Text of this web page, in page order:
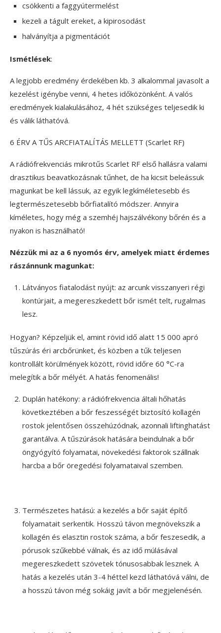
csökkenti a faggyútermelést
kezeli a tágult ereket, a kipirosodást
halványítja a pigmentációt
Ismétlések:
A legjobb eredmény érdekében kb. 3 alkalommal javasolt a
kezelést igénybe venni, 4 hetes időközönként. A valós
eredmények kialakulásához, 4 hét szükséges teljesedik ki
és válik láthatóvá.
6 ÉRV A TŰS ARCFIATALÍTÁS MELLETT (Scarlet RF)
A rádiófrekvenciás mikrotűs Scarlet RF első hallásra valami
drasztikus beavatkozásnak tűnhet, de ha kicsit beleássuk
magunkat be kell lássuk, az egyik legkíméletesebb és
legtermészetesebb bőrfiatalító módszer. Annyira
kíméletes, hogy még a szemhéj hajszálvékony bőrén és a
nyakon is használható!
Nézzük mi az a 6 nyomós érv, amelyek miatt érdemes
rászánnunk magunkat:
Látványos fiatalodást nyújt: az arcunk visszanyeri régi
kontúrjait, a megereszkedett bőr ismét telt, rugalmas
lesz.
Hogyan? Képzeljük el, amint rövid idő alatt 15 000 apró
tűszúrás éri arcbőrünket, és közben a tűk teljesen
kontrollált körülmények között, rövid időre 60 °C-ra
melegítik a bőr mélyét. A hatás fenomenális!
Duplán hatékony: a rádiófrekvencia általi hőhatás
következtében a bőr feszességét biztosító kollagén
rostok jelentősen összehúzódnak, azonnali liftinghatást
garantálva. A tűszúrások hatására beindulnak a bőr
öngyógyító folyamatai, növekedési faktorok szállnak
harcba a bőr öregedési folyamataival szemben.
Természetes hatású: a kezelés a bőr saját építő
folyamatait serkentik. Hosszú távon megnövekszik a
kollagén és elasztin rostok száma, a bőr feszesedik, a
pórusok szűkebbé válnak, és az idő múlásával
megereszkedett szövetek tónusosabbak lesznek. A
hatás a kezelés után 3-4 héttel kezd láthatóvá válni, de
a hosszú távon még sokáig javít a bőr megjelenésén.